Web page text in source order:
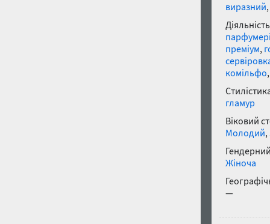
виразний,
преміум,
комільфо
гламур
Віковий
Молодий,
Жіноча
—